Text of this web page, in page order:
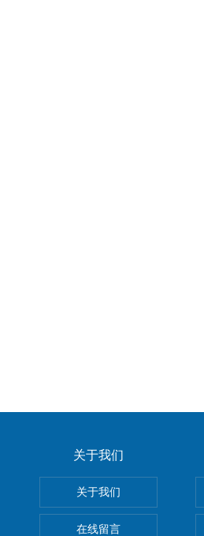
关于我们
关于我们
在线留言